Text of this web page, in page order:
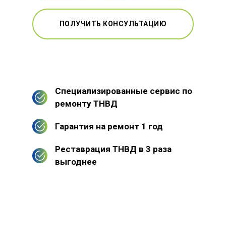
ПОЛУЧИТЬ КОНСУЛЬТАЦИЮ
Специализированные сервис по
ремонту ТНВД
Гарантия на ремонт 1 год
Реставрация ТНВД в 3 раза
выгоднее